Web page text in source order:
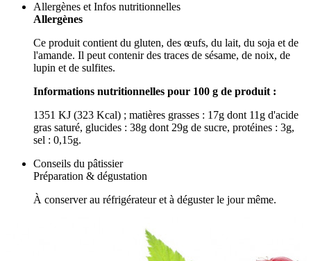
Allergènes et Infos nutritionnelles
Allergènes
Ce produit contient du gluten, des œufs, du lait, du soja et de
l'amande. Il peut contenir des traces de sésame, de noix, de
lupin et de sulfites.
Informations nutritionnelles pour 100 g de produit :
1351 KJ (323 Kcal) ; matières grasses : 17g dont 11g d'acide
gras saturé, glucides : 38g dont 29g de sucre, protéines : 3g,
sel : 0,15g.
Conseils du pâtissier
Préparation & dégustation
À conserver au réfrigérateur et à déguster le jour même.